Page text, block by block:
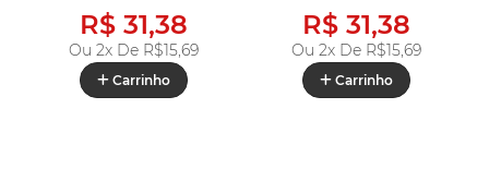
R$ 31,38
Ou 2x De R$15,69
Carrinho
R$ 31,38
Ou 2x De R$15,69
Carrinho